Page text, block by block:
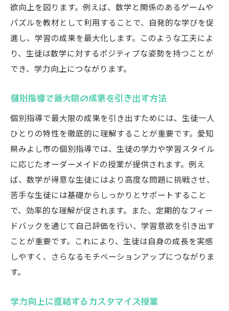
欲向上を図ります。例えば、数学と関係のあるゲームや
パズルを教材として利用することで、自発的な学びを促
進し、学習の成果を最大化します。このような工夫によ
り、生徒は数学に対するポジティブな姿勢を持つことが
でき、学力向上につながります。
個別指導で最大限の成果を引き出す方法
個別指導で最大限の成果を引き出すためには、生徒一人
ひとりの特性を徹底的に理解することが重要です。愛知
県みよし市の個別指導では、生徒の学力や学習スタイル
に応じたオーダーメイドの授業が提供されます。例え
ば、数学が得意な生徒にはより高度な問題に挑戦させ、
苦手な生徒には基礎からしっかりとサポートすること
で、効率的な理解が促されます。また、定期的なフィー
ドバックを通じて自己評価を行い、学習意欲を引き出す
ことが重要です。これにより、生徒は自身の成長を実感
しやすく、さらなるモチベーションアップにつながりま
す。
学力向上に直結するカスタマイズ授業